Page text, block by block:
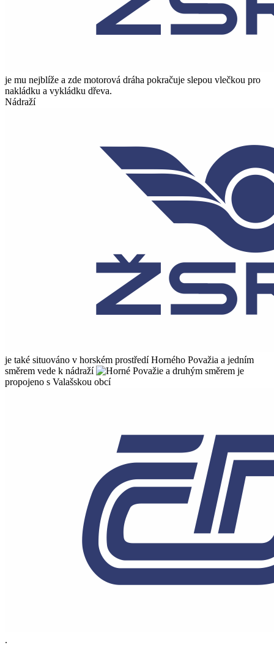
je mu nejblíže a zde motorová dráha pokračuje slepou vlečkou pro
nakládku a vykládku dřeva.
Nádraží
je také situováno v horském prostředí Horného Považia a jedním
směrem vede k nádraží
a druhým směrem je
propojeno s Valašskou obcí
.